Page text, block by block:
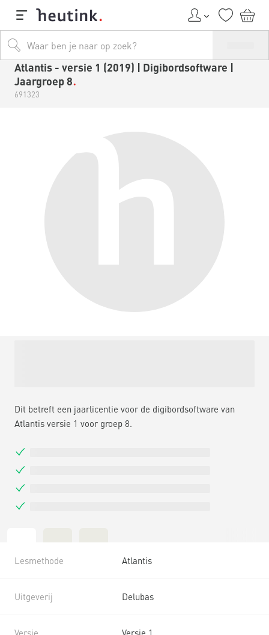
Atlantis - versie 1 (2019) | Digibordsoftware |
Jaargroep 8
691323
Dit betreft een jaarlicentie voor de digibordsoftware van
Atlantis versie 1 voor groep 8.
Lesmethode Atlantis
Uitgeverij Delubas
Versie Versie 1